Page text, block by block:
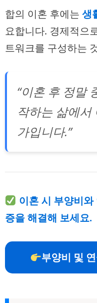
합의 이혼 후에는 생
요합니다. 경제적으
트워크를 구성하는
“이혼 후 정말
작하는 삶에서
가입니다.”
이혼 시 부양비
증을 해결해 보세요.
부양비 및